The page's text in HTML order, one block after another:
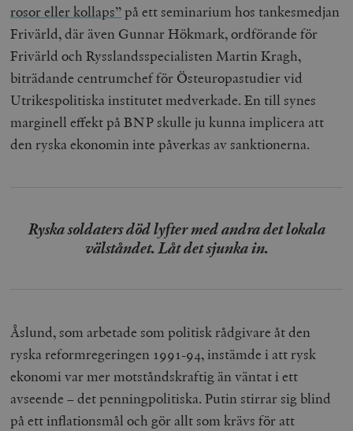
rosor eller kollaps” på ett seminarium hos tankesmedjan
Frivärld, där även Gunnar Hökmark, ordförande för
Frivärld och Rysslandsspecialisten Martin Kragh,
biträdande centrumchef för Östeuropastudier vid
Utrikespolitiska institutet medverkade. En till synes
marginell effekt på BNP skulle ju kunna implicera att
den ryska ekonomin inte påverkas av sanktionerna.
Ryska soldaters död lyfter med andra det lokala
välståndet. Låt det sjunka in.
Åslund, som arbetade som politisk rådgivare åt den
ryska reformregeringen 1991-94, instämde i att rysk
ekonomi var mer motståndskraftig än väntat i ett
avseende – det penningpolitiska. Putin stirrar sig blind
på ett inflationsmål och gör allt som krävs för att